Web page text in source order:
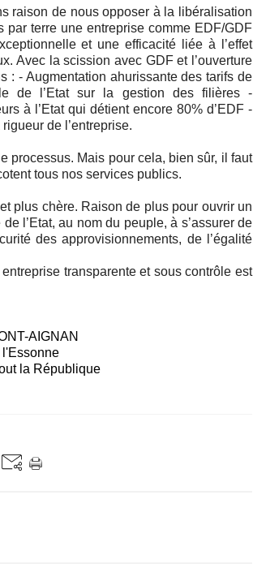
raison de nous opposer à la libéralisation
terre une entreprise comme EDF/GDF
et une efficacité liée à l’effet
Avec la scission avec GDF et l’ouverture
: - Augmentation ahurissante des tarifs de
de l’Etat sur la gestion des filières -
à l’Etat qui détient encore 80% d’EDF -
de l’entreprise.
processus. Mais pour cela, bien sûr, il faut
tous nos services publics.
plus chère. Raison de plus pour ouvrir un
l’Etat, au nom du peuple, à s’assurer de
des approvisionnements, de l’égalité
transparente et sous contrôle est
AIGNAN
la République